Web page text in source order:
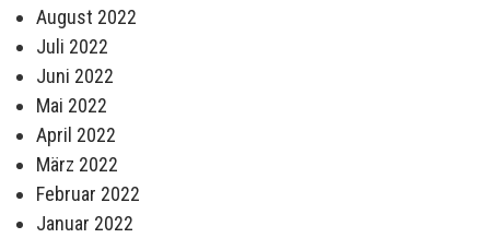
August 2022
Juli 2022
Juni 2022
Mai 2022
April 2022
März 2022
Februar 2022
Januar 2022